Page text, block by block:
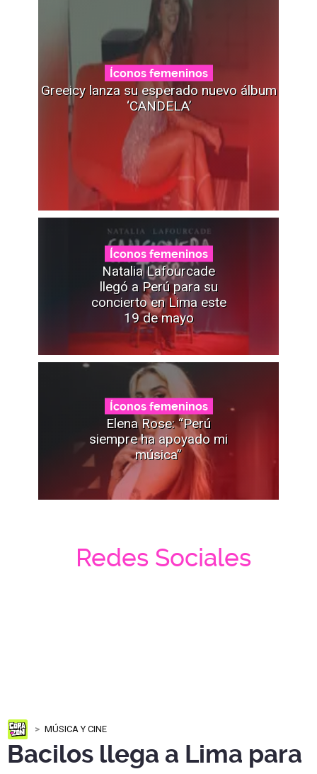
Íconos femeninos
Greeicy lanza su esperado nuevo álbum
‘CANDELA’
Íconos femeninos
Natalia Lafourcade
llegó a Perú para su
concierto en Lima este
19 de mayo
Íconos femeninos
Elena Rose: “Perú
siempre ha apoyado mi
música”
Redes Sociales
MÚSICA Y CINE
Bacilos llega a Lima para